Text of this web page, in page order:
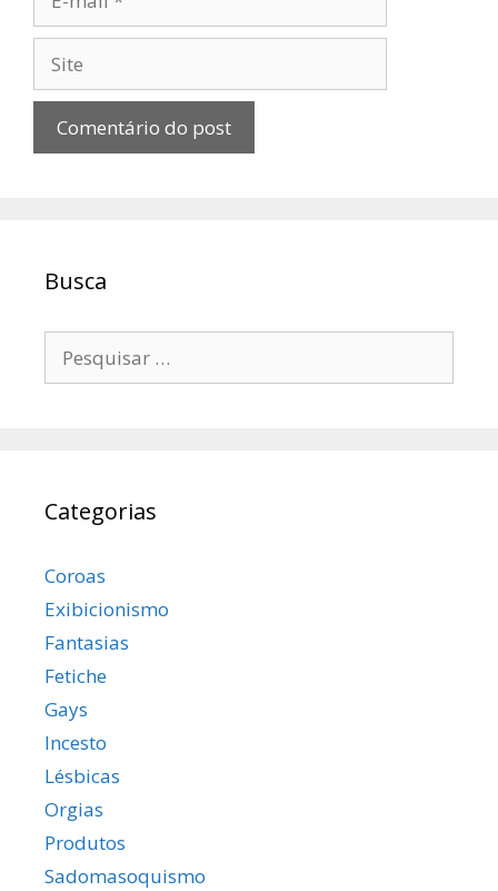
mail
Busca
por:
Categorias
Coroas
Exibicionismo
Fantasias
Fetiche
Gays
Incesto
Lésbicas
Orgias
Produtos
Sadomasoquismo